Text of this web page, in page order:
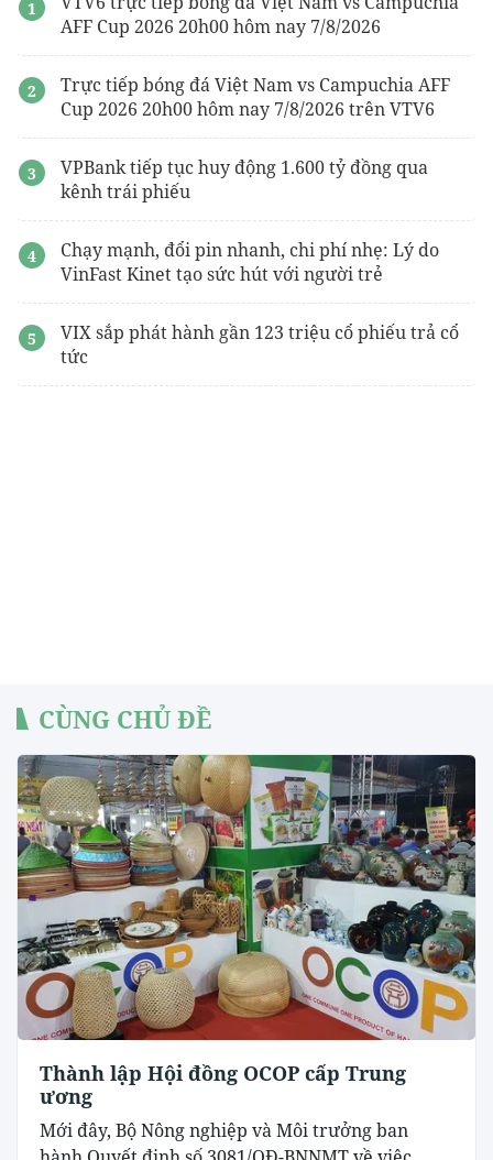
AFF Cup 2026 20h00 hôm nay 7/8/2026
Trực tiếp bóng đá Việt Nam vs Campuchia AFF
Cup 2026 20h00 hôm nay 7/8/2026 trên VTV6
VPBank tiếp tục huy động 1.600 tỷ đồng qua
kênh trái phiếu
Chạy mạnh, đổi pin nhanh, chi phí nhẹ: Lý do
VinFast Kinet tạo sức hút với người trẻ
VIX sắp phát hành gần 123 triệu cổ phiếu trả cổ
tức
CÙNG CHỦ ĐỀ
Thành lập Hội đồng OCOP cấp Trung
ương
Mới đây, Bộ Nông nghiệp và Môi trưởng ban